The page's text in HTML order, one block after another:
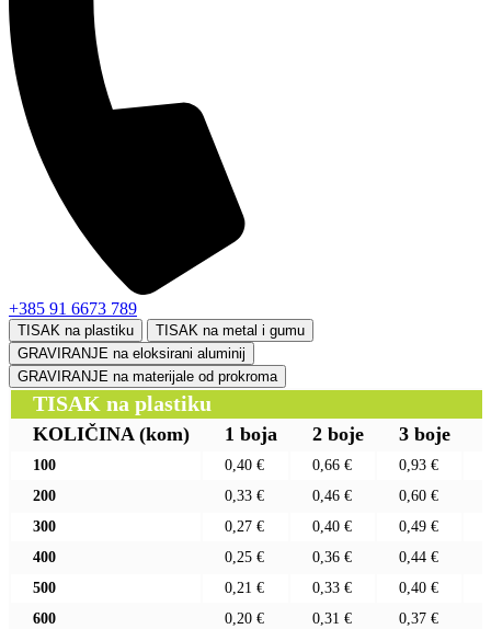
+385 91 6673 789
TISAK na plastiku
TISAK na metal i gumu
GRAVIRANJE na eloksirani aluminij
GRAVIRANJE na materijale od prokroma
TISAK na plastiku
KOLIČINA (kom) 1 boja 2 boje 3 boje
100 0,40 € 0,66 € 0,93 €
200
0,33 € 0,46 € 0,60 €
300
0,27 € 0,40 € 0,49 €
400
0,25 € 0,36 € 0,44 €
500
0,21 € 0,33 € 0,40 €
600
0,20 € 0,31 € 0,37 €